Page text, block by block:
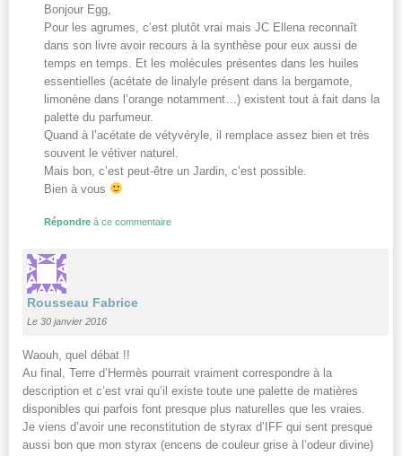
Bonjour Egg,
Pour les agrumes, c’est plutôt vrai mais JC Ellena reconnaît
dans son livre avoir recours à la synthèse pour eux aussi de
temps en temps. Et les molécules présentes dans les huiles
essentielles (acétate de linalyle présent dans la bergamote,
limonène dans l’orange notamment…) existent tout à fait dans la
palette du parfumeur.
Quand à l’acétate de vétyvéryle, il remplace assez bien et très
souvent le vétiver naturel.
Mais bon, c’est peut-être un Jardin, c’est possible.
Bien à vous
Répondre à ce commentaire
Rousseau Fabrice
Le 30 janvier 2016
Waouh, quel débat !!
Au final, Terre d’Hermès pourrait vraiment correspondre à la
description et c’est vrai qu’il existe toute une palette de matières
disponibles qui parfois font presque plus naturelles que les vraies.
Je viens d’avoir une reconstitution de styrax d’IFF qui sent presque
aussi bon que mon styrax (encens de couleur grise à l’odeur divine)